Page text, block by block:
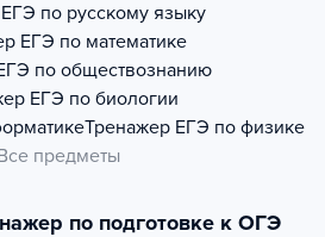
ЕГЭ по русскому языку
ЕГЭ по математике
по обществознанию
ЕГЭ по биологии
Тренажер ЕГЭ по физике
предметы
по подготовке к ОГЭ